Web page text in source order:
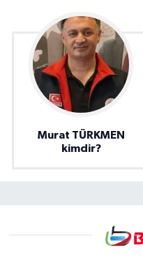
Murat TÜRKMEN
kimdir?